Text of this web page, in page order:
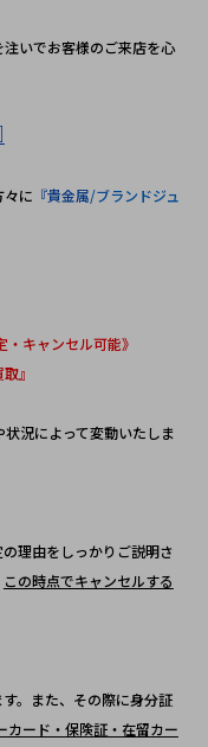
いでお客様のご来店を心
々に 『貴金属/ブランドジュ
・キャンセル可能》
』
況によって変動いたしま
理由をしっかりご説明さ
この時点でキャンセルする
。また、その際に身分証
カード・保険証・在留カー